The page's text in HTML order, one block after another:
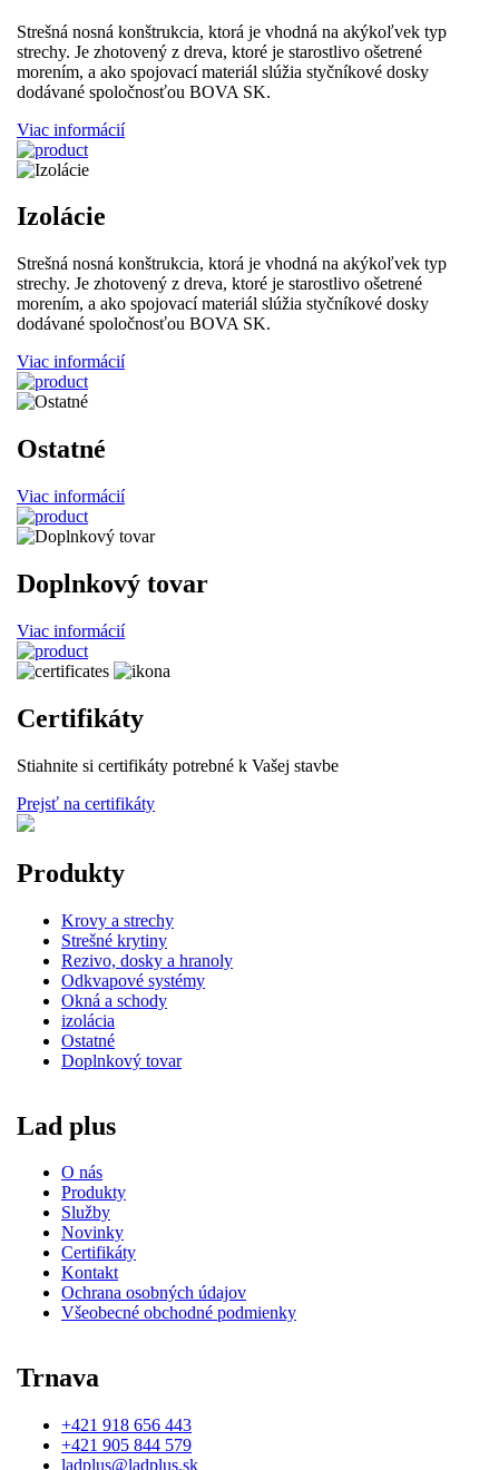
Strešná nosná konštrukcia, ktorá je vhodná na akýkoľvek typ
strechy. Je zhotovený z dreva, ktoré je starostlivo ošetrené
morením, a ako spojovací materiál slúžia styčníkové dosky
dodávané spoločnosťou BOVA SK.
Viac informácií
Izolácie
Strešná nosná konštrukcia, ktorá je vhodná na akýkoľvek typ
strechy. Je zhotovený z dreva, ktoré je starostlivo ošetrené
morením, a ako spojovací materiál slúžia styčníkové dosky
dodávané spoločnosťou BOVA SK.
Viac informácií
Ostatné
Viac informácií
Doplnkový tovar
Viac informácií
Certifikáty
Stiahnite si certifikáty potrebné k Vašej stavbe
Prejsť na certifikáty
Produkty
Krovy a strechy
Strešné krytiny
Rezivo, dosky a hranoly
Odkvapové systémy
Okná a schody
izolácia
Ostatné
Doplnkový tovar
Lad plus
O nás
Produkty
Služby
Novinky
Certifikáty
Kontakt
Ochrana osobných údajov
Všeobecné obchodné podmienky
Trnava
+421 918 656 443
+421 905 844 579
ladplus@ladplus.sk